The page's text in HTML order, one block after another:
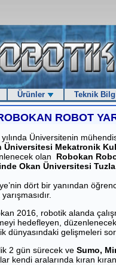
Ürünler Teknik
ROBOT
Üniversitenin
Üniversitesi Mekatronik
olan Robokan
Okan Üniversitesi
dört bir yanından
2016, robotik alanda
hedefleyen,
dünyasındaki gelişmeleri
2 gün sürecek ve Sumo,
kendi aralarında kıran